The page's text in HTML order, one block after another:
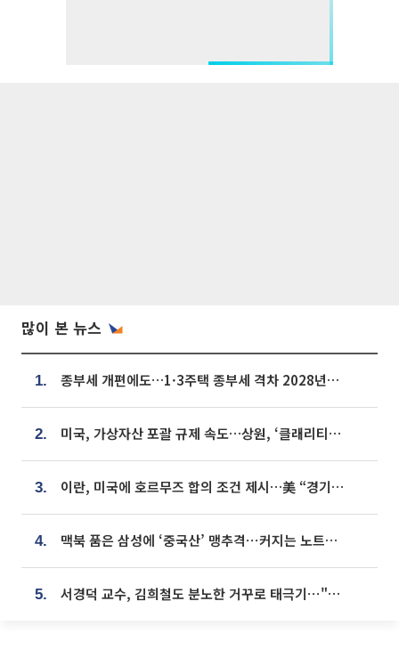
많이 본 뉴스
1. 종부세 개편에도…1·3주택 종부세 격차 2028년부터 확대
2. 미국, 가상자산 포괄 규제 속도…상원, ‘클래리티법’ 9월 절차투표 추진
3. 이란, 미국에 호르무즈 합의 조건 제시…美 “경기 아직 안 끝나” [종합]
4. 맥북 품은 삼성에 ‘중국산’ 맹추격⋯커지는 노트북 OLED 시장
5. 서경덕 교수, 김희철도 분노한 거꾸로 태극기⋯"엉터리는 아냐, 아쉬울 뿐"